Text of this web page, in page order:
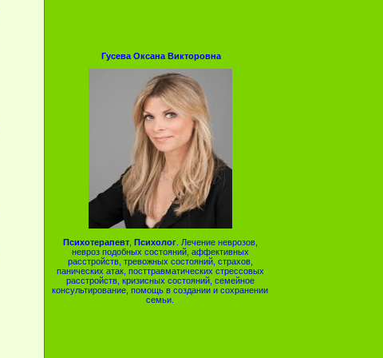
Гусева Оксана Викторовна
Психотерапевт, Психолог. Лечение неврозов,
невроз подобных состояний, аффективных
расстройств, тревожных состояний, страхов,
панических атак, посттравматических стрессовых
расстройств, кризисных состояний, семейное
консультирование, помощь в создании и сохранении
семьи.